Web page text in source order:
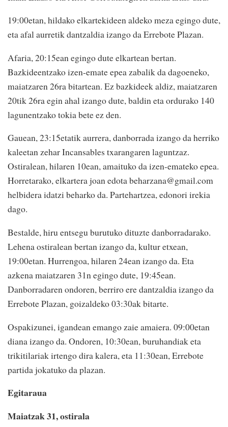
19:00etan, hildako elkartekideen aldeko meza egingo dute,
eta afal aurretik dantzaldia izango da Errebote Plazan.
Afaria, 20:15ean egingo dute elkartean bertan.
Bazkideentzako izen-emate epea zabalik da dagoeneko,
maiatzaren 26ra bitartean. Ez bazkideek aldiz, maiatzaren
20tik 26ra egin ahal izango dute, baldin eta ordurako 140
lagunentzako tokia bete ez den.
Gauean, 23:15etatik aurrera, danborrada izango da herriko
kaleetan zehar Incansables txarangaren laguntzaz.
Ostiralean, hilaren 10ean, amaituko da izen-emateko epea.
Horretarako, elkartera joan edota beharzana@gmail.com
helbidera idatzi beharko da. Partehartzea, edonori irekia
dago.
Bestalde, hiru entsegu burutuko dituzte danborradarako.
Lehena ostiralean bertan izango da, kultur etxean,
19:00etan. Hurrengoa, hilaren 24ean izango da. Eta
azkena maiatzaren 31n egingo dute, 19:45ean.
Danborradaren ondoren, berriro ere dantzaldia izango da
Errebote Plazan, goizaldeko 03:30ak bitarte.
Ospakizunei, igandean emango zaie amaiera. 09:00etan
diana izango da. Ondoren, 10:30ean, buruhandiak eta
trikitilariak irtengo dira kalera, eta 11:30ean, Errebote
partida jokatuko da plazan.
Egitaraua
Maiatzak 31, ostirala